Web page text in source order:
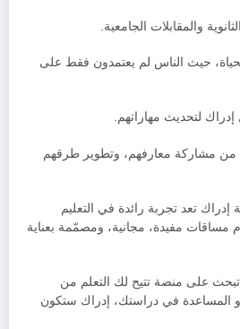
والمقابلات الجامعية.
حيث الناس لم يعتمدون فقط على
لتحديث مهاراتهم.
من مشاركة معارفهم، وتطوير طرقهم
تعد تجربة رائدة في التعليم
مساقات مفيدة، مجانية، ومصمّمة بعناية
على منصة تتيح لك التعلم من
المساعدة في دراستك، إدراك ستكون